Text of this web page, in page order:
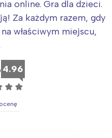
online. Gra dla dzieci.
Za każdym razem, gdy
właściwym miejscu,
4.96
☆ ☆